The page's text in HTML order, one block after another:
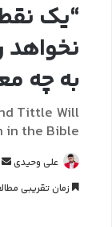
“یک
به چه
Tittle Will
in the Bible?
علی وحیدی
زمان تقریبی مطالعه 4